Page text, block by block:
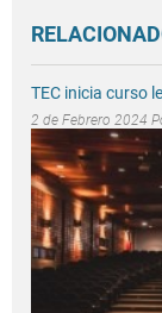
TEC inicia curso
2 de Febrero 2024